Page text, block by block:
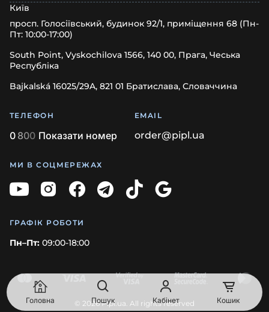
Головна Пошук Кабінет Кошик
Київ
просп. Голосіївський, будинок 92/1, приміщення 68 (Пн-
Пт: 10:00-17:00)
South Point, Vyskochilova 1566, 140 00, Прага, Чеська
Республіка
Bajkalská 16025/29A, 821 01 Братислава, Словаччина
ТЕЛЕФОН
0 800 Показати номер
EMAIL
order@pipl.ua
МИ В СОЦМЕРЕЖАХ
ГРАФІК РОБОТИ
Пн–Пт: 09:00-18:00
© 2026 Pipl.ua. All rights reserved